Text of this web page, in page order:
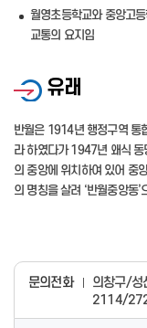
월영초등학교와 중앙고
교통의 요지임
유래
반월은 1914년 행정구역 통
라 하였다가 1947년 왜식 동
의 중앙에 위치하여 있어 중
의 명칭을 살려 ‘반월중앙동
문의전화
의창구/성
2114/